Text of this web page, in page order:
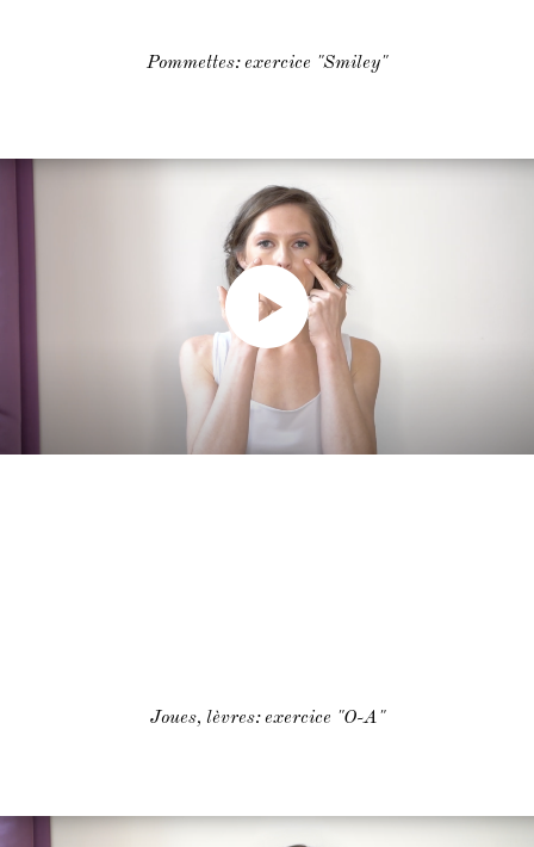
Pommettes: exercice "Smiley"
Joues, lèvres: exercice "O-A"